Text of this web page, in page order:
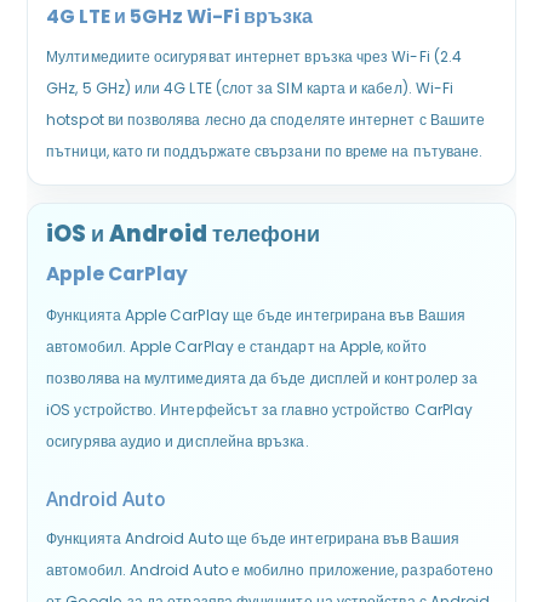
4G LTE и 5GHz Wi-Fi връзка
Мултимедиите осигуряват интернет връзка чрез Wi-Fi (2.4
GHz, 5 GHz) или 4G LTE (слот за SIM карта и кабел). Wi-Fi
hotspot ви позволява лесно да споделяте интернет с Вашите
пътници, като ги поддържате свързани по време на пътуване.
iOS и Android телефони
Apple CarPlay
Функцията Apple CarPlay ще бъде интегрирана във Вашия
автомобил. Apple CarPlay е стандарт на Apple, който
позволява на мултимедията да бъде дисплей и контролер за
iOS устройство. Интерфейсът за главно устройство CarPlay
осигурява аудио и дисплейна връзка.
Android Auto
Функцията Android Auto ще бъде интегрирана във Вашия
автомобил. Android Auto е мобилно приложение, разработено